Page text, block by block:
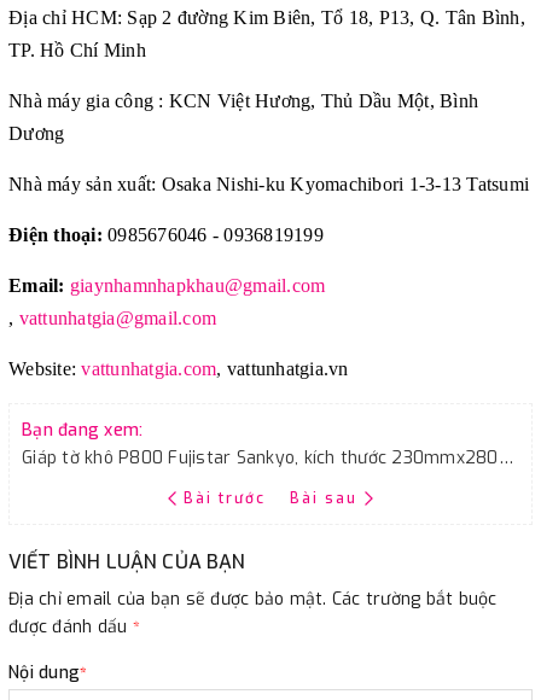
Địa chỉ HCM: Sạp 2 đường Kim Biên, Tổ 18, P13, Q. Tân Bình,
TP. Hồ Chí Minh
Nhà máy gia công : KCN Việt Hương, Thủ Dầu Một, Bình
Dương
Nhà máy sản xuất: Osaka Nishi-ku Kyomachibori 1-3-13 Tatsumi
Điện thoại: 0985676046 - 0936819199
Email: giaynhamnhapkhau@gmail.com
, vattunhatgia@gmail.com
Website: vattunhatgia.com, vattunhatgia.vn
Bạn đang xem:
Giáp tờ khô P800 Fujistar Sankyo, kích thước 230mmx280mm, màu trắng
Bài trước Bài sau
VIẾT BÌNH LUẬN CỦA BẠN
Địa chỉ email của bạn sẽ được bảo mật. Các trường bắt buộc
được đánh dấu *
Nội dung*